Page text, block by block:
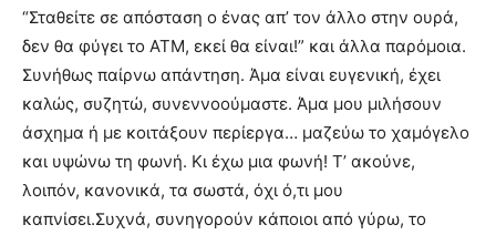
“Σταθείτε σε απόσταση ο ένας απ’ τον άλλο στην ουρά,
δεν θα φύγει το ΑΤΜ, εκεί θα είναι!” και άλλα παρόμοια.
Συνήθως παίρνω απάντηση. Άμα είναι ευγενική, έχει
καλώς, συζητώ, συνεννοούμαστε. Άμα μου μιλήσουν
άσχημα ή με κοιτάξουν περίεργα… μαζεύω το χαμόγελο
και υψώνω τη φωνή. Κι έχω μια φωνή! Τ’ ακούνε,
λοιπόν, κανονικά, τα σωστά, όχι ό,τι μου
καπνίσει.Συχνά, συνηγορούν κάποιοι από γύρω, το